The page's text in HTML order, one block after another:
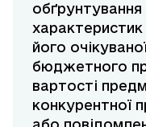
обґрунтування
характеристик
його
бюджетного
вартості
конкурентної